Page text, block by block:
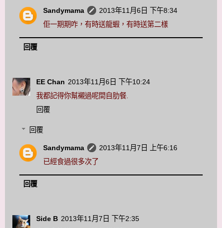
Sandymama
2013年11月6日 下午8:34
佢一期期咋，有時送龍蝦，有時送第二樣
回覆
EE Chan 2013年11月6日 下午10:24
我都記得你幫襯過呢間自肋餐.
回覆
回覆
Sandymama
2013年11月7日 上午6:16
已經食過很多次了
回覆
Side B 2013年11月7日 下午2:35